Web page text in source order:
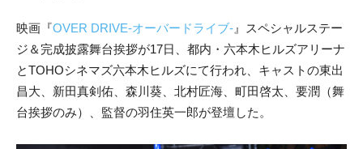
映画『OVER DRIVE-オーバードライブ- 』スペシャルステー
ジ＆完成披露舞台挨拶が17日、都内・六本木ヒルズアリーナ
とTOHOシネマズ六本木ヒルズにて行われ、キャストの東出
昌大、新田真剣佑、森川葵、北村匠海、町田啓太、要潤（舞
台挨拶のみ）、監督の羽住英一郎が登壇した。